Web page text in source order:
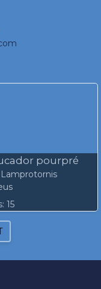
pourpré
Lamprotornis
15